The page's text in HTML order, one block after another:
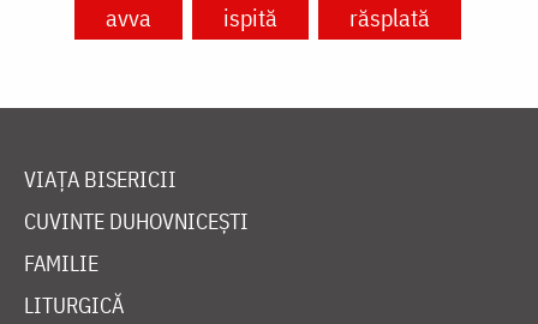
avva
ispită răsplată
VIAȚA BISERICII
CUVINTE DUHOVNICEȘTI
FAMILIE
LITURGICĂ